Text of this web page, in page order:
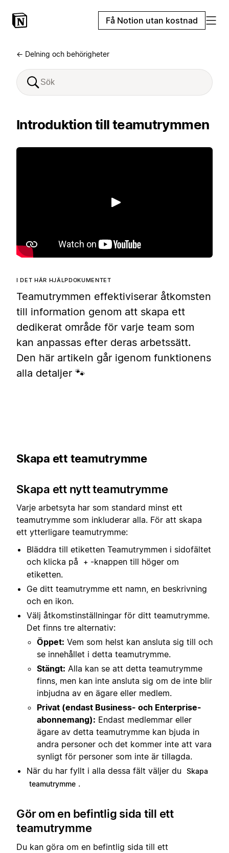
Få Notion utan kostnad
← Delning och behörigheter
Introduktion till teamutrymmen
Spela upp
I DET HÄR HJÄLPDOKUMENTET
Teamutrymmen effektiviserar åtkomsten
till information genom att skapa ett
dedikerat område för varje team som
kan anpassas efter deras arbetssätt.
Den här artikeln går igenom funktionens
alla detaljer 🐾
Skapa ett teamutrymme
Skapa ett nytt teamutrymme
Varje arbetsyta har som standard minst ett
teamutrymme som inkluderar alla. För att skapa
ett ytterligare teamutrymme:
Bläddra till etiketten Teamutrymmen i sidofältet
och klicka på
+ -knappen till höger om
etiketten.
Ge ditt teamutrymme ett namn, en beskrivning
och en ikon.
Välj åtkomstinställningar för ditt teamutrymme.
Det finns tre alternativ:
Öppet: Vem som helst kan ansluta sig till och
se innehållet i detta teamutrymme.
Stängt: Alla kan se att detta teamutrymme
finns, men kan inte ansluta sig om de inte blir
inbjudna av en ägare eller medlem.
Privat (endast Business- och Enterprise-
abonnemang): Endast medlemmar eller
ägare av detta teamutrymme kan bjuda in
andra personer och det kommer inte att vara
synligt för personer som inte är tillagda.
När du har fyllt i alla dessa fält väljer du
Skapa
teamutrymme .
Gör om en befintlig sida till ett
teamutrymme
Du kan göra om en befintlig sida till ett